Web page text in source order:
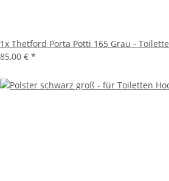
1x Thetford Porta Potti 165 Grau - Toilette
85,00 € *